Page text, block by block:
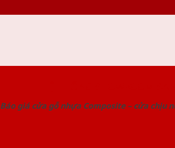
Báo giá cửa gỗ nhựa Composite – cửa chịu